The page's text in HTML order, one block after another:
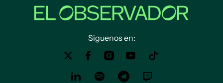
Siguenos en: